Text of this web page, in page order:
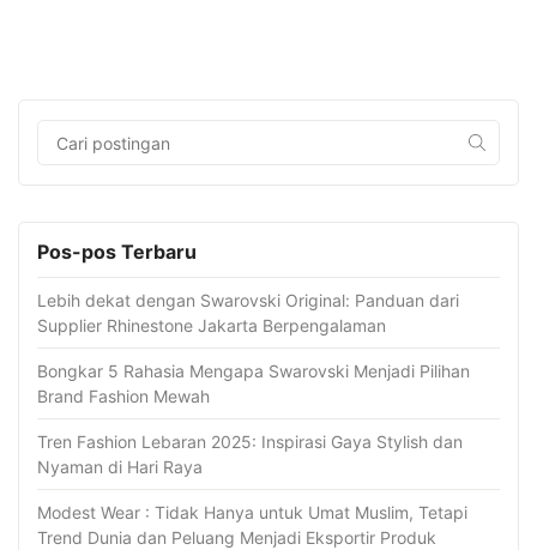
Pos-pos Terbaru
Lebih dekat dengan Swarovski Original: Panduan dari
Supplier Rhinestone Jakarta Berpengalaman
Bongkar 5 Rahasia Mengapa Swarovski Menjadi Pilihan
Brand Fashion Mewah
Tren Fashion Lebaran 2025: Inspirasi Gaya Stylish dan
Nyaman di Hari Raya
Modest Wear : Tidak Hanya untuk Umat Muslim, Tetapi
Trend Dunia dan Peluang Menjadi Eksportir Produk